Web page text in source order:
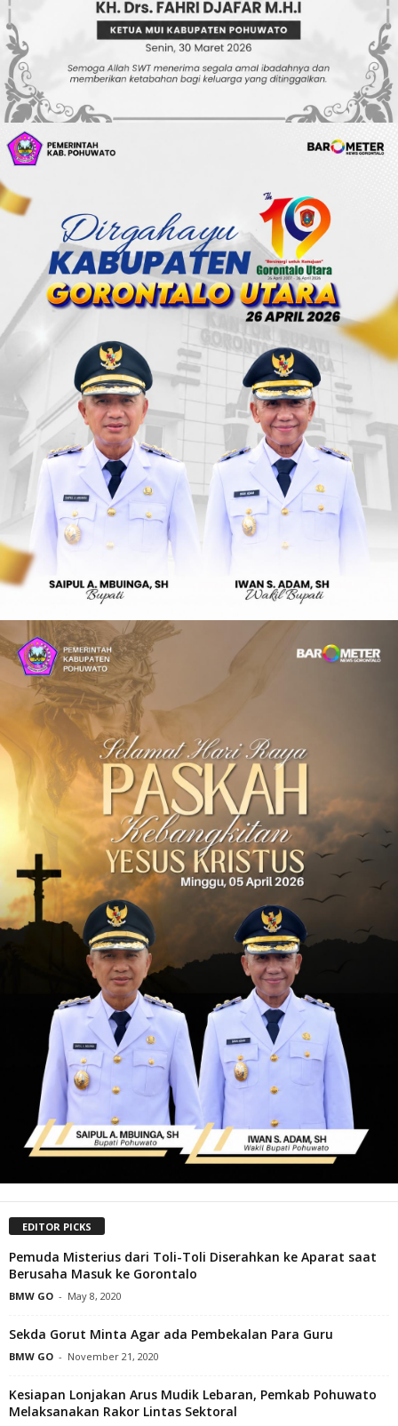
EDITOR PICKS
Pemuda Misterius dari Toli-Toli Diserahkan ke Aparat saat
Berusaha Masuk ke Gorontalo
BMW GO - May 8, 2020
Sekda Gorut Minta Agar ada Pembekalan Para Guru
BMW GO - November 21, 2020
Kesiapan Lonjakan Arus Mudik Lebaran, Pemkab Pohuwato
Melaksanakan Rakor Lintas Sektoral